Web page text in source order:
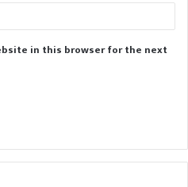
in this browser for the next